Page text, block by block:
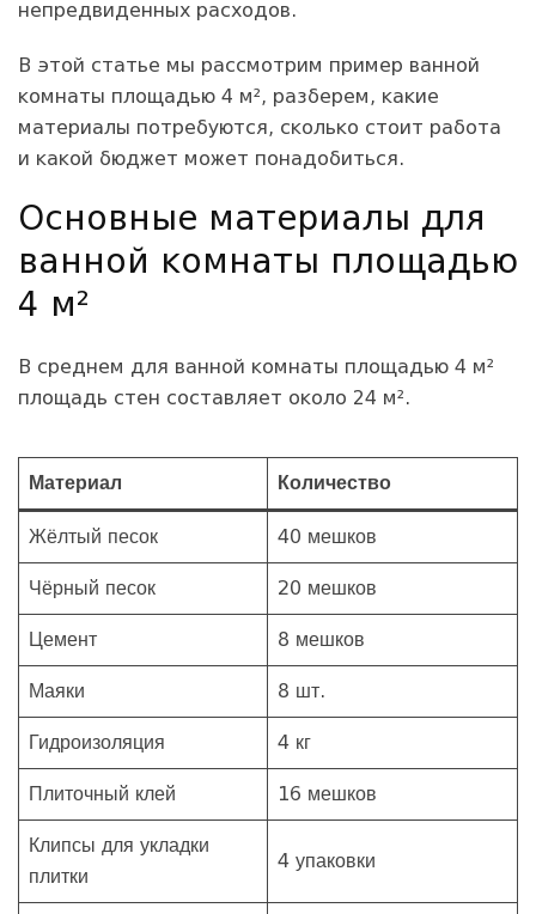
непредвиденных расходов.
В этой статье мы рассмотрим пример ванной
комнаты площадью 4 м², разберем, какие
материалы потребуются, сколько стоит работа
и какой бюджет может понадобиться.
Основные материалы для
ванной комнаты площадью
4 м²
В среднем для ванной комнаты площадью 4 м²
площадь стен составляет около 24 м².
Материал Количество
Жёлтый песок 40 мешков
Чёрный песок 20 мешков
Цемент 8 мешков
Маяки 8 шт.
Гидроизоляция 4 кг
Плиточный клей 16 мешков
Клипсы для укладки
плитки
4 упаковки